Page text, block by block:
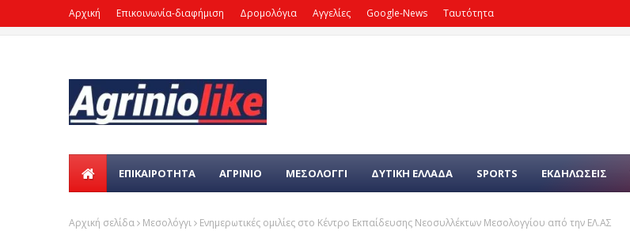
Αρχική Επικοινωνία-διαφήμιση Δρομολόγια Αγγελίες Google-News Ταυτότητα
ΕΠΙΚΑΙΡΌΤΗΤΑ ΑΓΡΙΝΙΟ ΜΕΣΟΛΟΓΓΙ ΔΥΤΙΚΗ ΕΛΛΑΔΑ SPORTS ΕΚΔΗΛΩΣΕΙΣ
Αρχική σελίδα Μεσολόγγι Ενημερωτικές ομιλίες στο Κέντρο Εκπαίδευσης Νεοσυλλέκτων Μεσολογγίου από την ΕΛ.ΑΣ